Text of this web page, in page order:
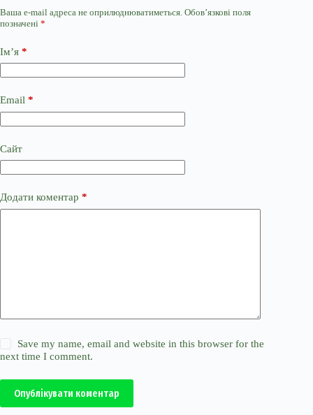
Ваша e-mail адреса не оприлюднюватиметься. Обов’язкові поля
позначені *
Ім’я *
Email *
Сайт
Додати коментар *
Save my name, email and website in this browser for the
next time I comment.
Опублікувати коментар